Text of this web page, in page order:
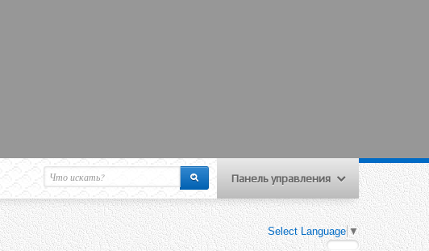
. Чтобы
Меню пользователя
Вход на сайт
Панель управления
Select Language ▼